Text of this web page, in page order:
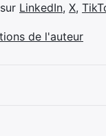
LinkedIn, X,
de l'auteur